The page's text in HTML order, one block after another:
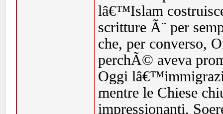
lâ€™Islam
scritture Ã¨ per
che, per converso,
perchÃ© aveva
Oggi
mentre le Chiese
impressionanti,